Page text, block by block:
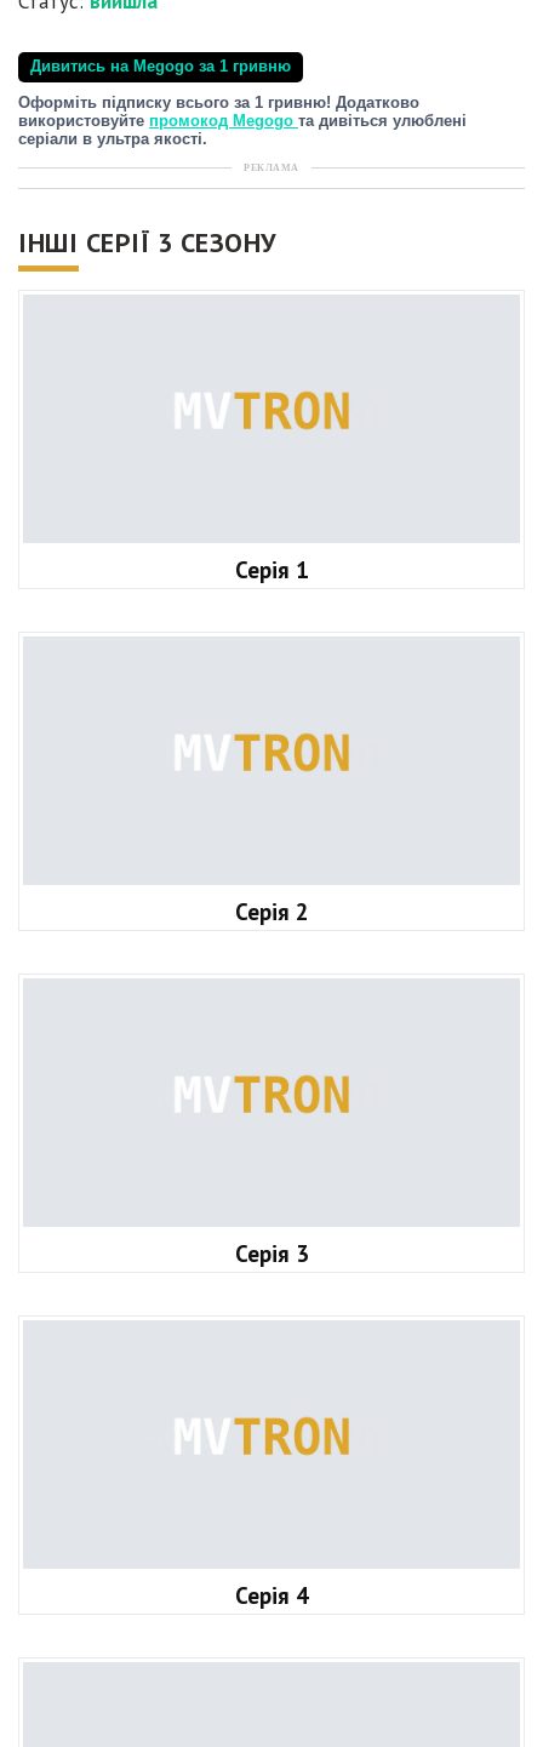
Дивитись на Megogo за 1 гривню
Оформіть підписку всього за 1 гривню! Додатково
використовуйте промокод Megogo та дивіться улюблені
серіали в ультра якості.
РЕКЛАМА
ІНШІ СЕРІЇ 3 СЕЗОНУ
Серія 1
Серія 2
Серія 3
Серія 4